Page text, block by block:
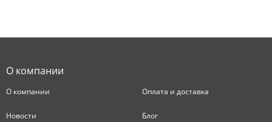
О компании
О компании Оплата и доставка
Новости Блог